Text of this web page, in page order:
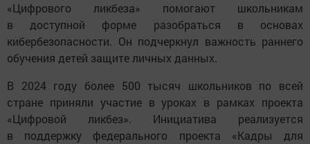
«Цифрового ликбеза» помогают школьникам
в доступной форме разобраться в основах
кибербезопасности. Он подчеркнул важность раннего
обучения детей защите личных данных.
В 2024 году более 500 тысяч школьников по всей
стране приняли участие в уроках в рамках проекта
«Цифровой ликбез». Инициатива реализуется
в поддержку федерального проекта «Кадры для